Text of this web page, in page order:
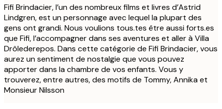
Fifi Brindacier, l’un des nombreux films et livres d’Astrid
Lindgren, est un personnage avec lequel la plupart des
gens ont grandi. Nous voulions tous.tes être aussi forts.es
que Fifi, l’accompagner dans ses aventures et aller à Villa
Drôlederepos. Dans cette catégorie de Fifi Brindacier, vous
aurez un sentiment de nostalgie que vous pouvez
apporter dans la chambre de vos enfants. Vous y
trouverez, entre autres, des motifs de Tommy, Annika et
Monsieur Nilsson